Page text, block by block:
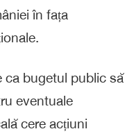
în fața
ca bugetul public să
eventuale
cere acțiuni